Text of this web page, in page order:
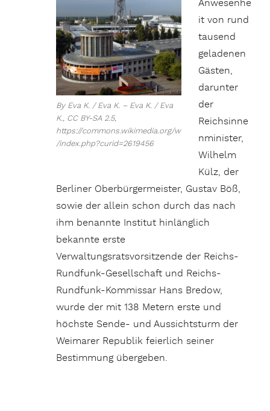
By Eva K. / Eva K. – Eva K. / Eva
K., CC BY-SA 2.5,
https://commons.wikimedia.org/w
/index.php?curid=2619456
Anwesenhe
it von rund
tausend
geladenen
Gästen,
darunter
der
Reichsinne
nminister,
Wilhelm
Külz, der
Berliner Oberbürgermeister, Gustav Böß,
sowie der allein schon durch das nach
ihm benannte Institut hinlänglich
bekannte erste
Verwaltungsratsvorsitzende der Reichs-
Rundfunk-Gesellschaft und Reichs-
Rundfunk-Kommissar Hans Bredow,
wurde der mit 138 Metern erste und
höchste Sende- und Aussichtsturm der
Weimarer Republik feierlich seiner
Bestimmung übergeben.